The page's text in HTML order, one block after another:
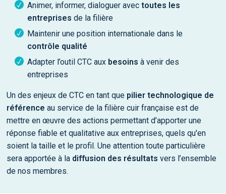
Animer, informer, dialoguer avectoutes les
entreprises de la filière
Maintenir une position internationale dans le
contrôle qualité
Adapter l’outil CTC aux besoinsà venir des
entreprises
Un des enjeux de CTC en tant que pilier technologique de
référence au service de la filière cuir française est de
mettre en œuvre des actions permettant d’apporter une
réponse fiable et qualitative aux entreprises, quels qu'en
soient la taille et le profil. Une attention toute particulière
sera apportée à la diffusion des résultats vers l’ensemble
de nos membres.